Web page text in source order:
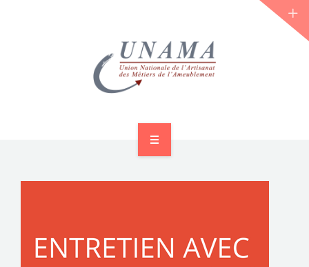
ACTUS & DOSSIERS